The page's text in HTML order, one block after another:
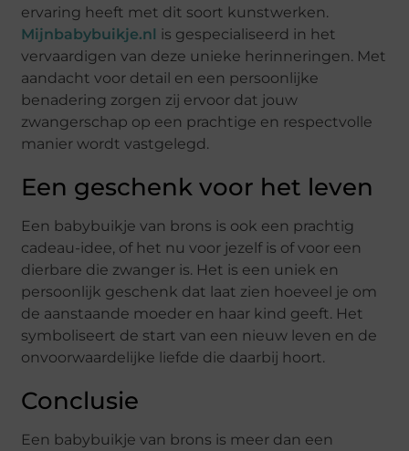
ervaring heeft met dit soort kunstwerken.
Mijnbabybuikje.nl is gespecialiseerd in het
vervaardigen van deze unieke herinneringen. Met
aandacht voor detail en een persoonlijke
benadering zorgen zij ervoor dat jouw
zwangerschap op een prachtige en respectvolle
manier wordt vastgelegd.
Een geschenk voor het leven
Een babybuikje van brons is ook een prachtig
cadeau-idee, of het nu voor jezelf is of voor een
dierbare die zwanger is. Het is een uniek en
persoonlijk geschenk dat laat zien hoeveel je om
de aanstaande moeder en haar kind geeft. Het
symboliseert de start van een nieuw leven en de
onvoorwaardelijke liefde die daarbij hoort.
Conclusie
Een babybuikje van brons is meer dan een